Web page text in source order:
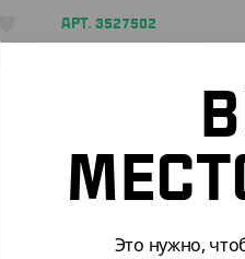
АРТ. 3527502
(3 344.70₸ /ШТ)
Это нужно,